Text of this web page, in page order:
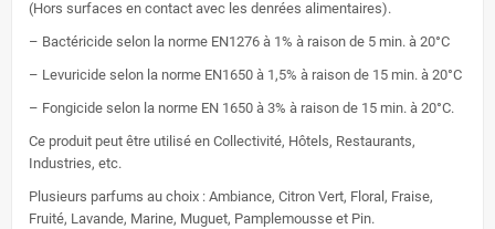
(Hors surfaces en contact avec les denrées alimentaires).
– Bactéricide selon la norme EN1276 à 1% à raison de 5 min. à 20°C
– Levuricide selon la norme EN1650 à 1,5% à raison de 15 min. à 20°C
– Fongicide selon la norme EN 1650 à 3% à raison de 15 min. à 20°C.
Ce produit peut être utilisé en Collectivité, Hôtels, Restaurants,
Industries, etc.
Plusieurs parfums au choix : Ambiance, Citron Vert, Floral, Fraise,
Fruité, Lavande, Marine, Muguet, Pamplemousse et Pin.